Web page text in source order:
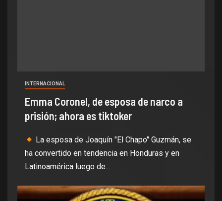
INTERNACIONAL
Emma Coronel, de esposa de narco a
prisión; ahora es tiktoker
La esposa de Joaquín "El Chapo" Guzmán, se
ha convertido en tendencia en Honduras y en
Latinoamérica luego de...